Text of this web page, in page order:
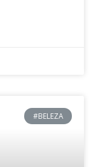
#BELEZA